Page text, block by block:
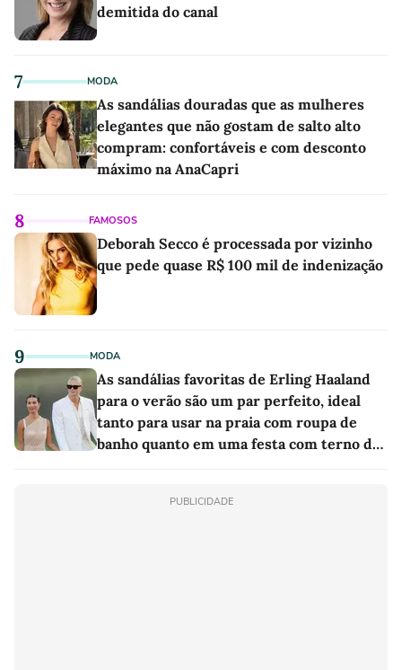
demitida do canal
7 MODA
As sandálias douradas que as mulheres
elegantes que não gostam de salto alto
compram: confortáveis e com desconto
máximo na AnaCapri
8 FAMOSOS
Deborah Secco é processada por vizinho
que pede quase R$ 100 mil de indenização
9 MODA
As sandálias favoritas de Erling Haaland
para o verão são um par perfeito, ideal
tanto para usar na praia com roupa de
banho quanto em uma festa com terno de
PUBLICIDADE